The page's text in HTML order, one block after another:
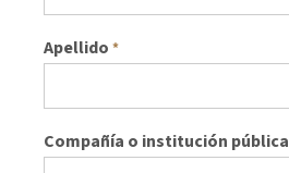
Apellido *
Compañía o institución pública